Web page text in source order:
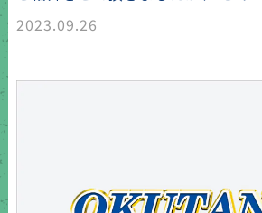
2023.09.26